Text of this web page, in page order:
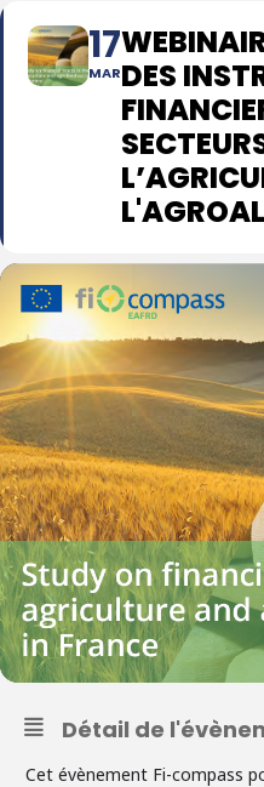
17
MARDES
Détail de
Cet évènement Fi-compass